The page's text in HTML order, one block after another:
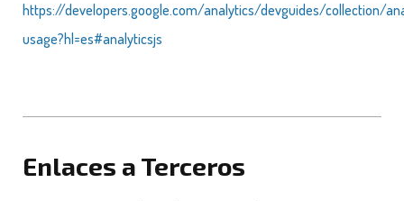
https://developers.google.com/analytics/devguides/collection/
usage?hl=es#analyticsjs
Enlaces a Terceros